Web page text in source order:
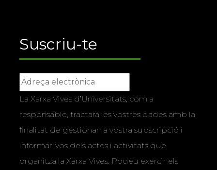
Suscriu-te
La Xarxa Vives d’Universitats, com a
responsable, tractarà les vostres dades amb la
finalitat de gestionar la vostra subscripció i
informar-vos dels actes i activitats que
organitza la Xarxa Vives. Podeu exercir els